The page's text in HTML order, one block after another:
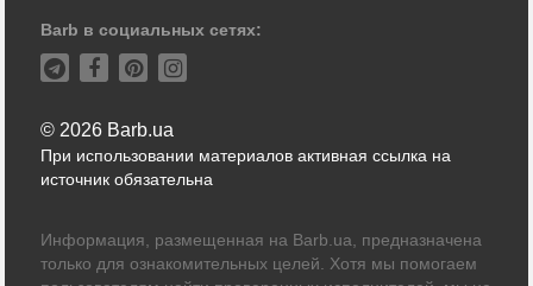
Barb в социальных сетях:
© 2026 Barb.ua
При использовании материалов активная ссылка на
источник обязательна
Информация, размещенная на Barb.ua, предназначена
только для ознакомительных целей. Хотя мы помогаем